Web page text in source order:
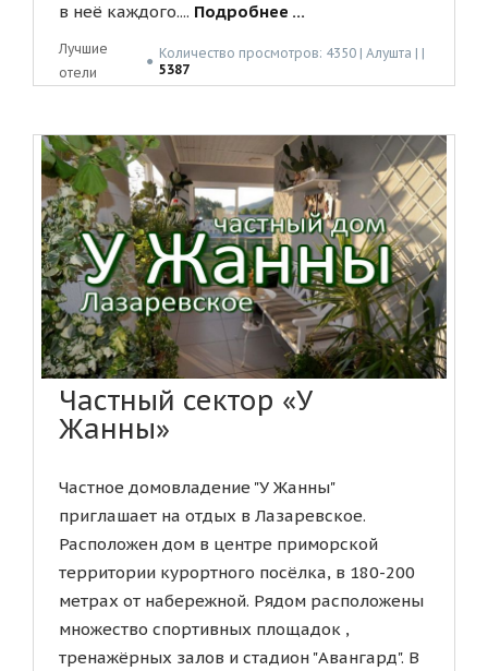
в неё каждого.... Подробнее ...
Лучшие
отели
● Количество просмотров: 4350 | Алушта | |
5387
Частный сектор «У
Жанны»
Частное домовладение "У Жанны"
приглашает на отдых в Лазаревское.
Расположен дом в центре приморской
территории курортного посёлка, в 180-200
метрах от набережной. Рядом расположены
множество спортивных площадок ,
тренажёрных залов и стадион "Авангард". В